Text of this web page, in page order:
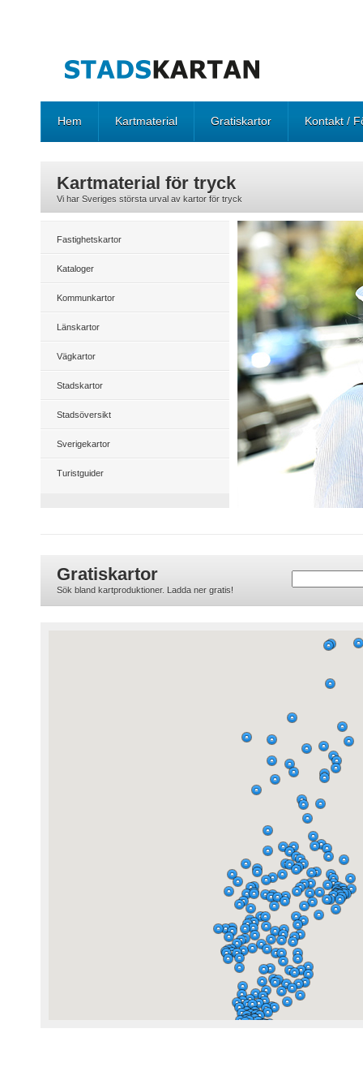
Hem Kartmaterial Gratiskartor Kontakt /
Kartmaterial för tryck
Vi har Sveriges största urval av kartor för tryck
Fastighetskartor
Kataloger
Kommunkartor
Länskartor
Vägkartor
Stadskartor
Stadsöversikt
Sverigekartor
Turistguider
Gratiskartor
Sök bland kartproduktioner. Ladda ner gratis!